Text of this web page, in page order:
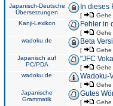
Japanisch-Deutsche
Übersetzungen
In dieses
[ Gehe
Kanji-Lexikon
Fehler in
[ Gehe
wadoku.de
Beta
[ Gehe
Japanisch auf
PC/PDA
"JFC
[ Gehe
wadoku.de
Wadoku-
[ Gehe
Japanische
Grammatik
Gutes
[ Gehe